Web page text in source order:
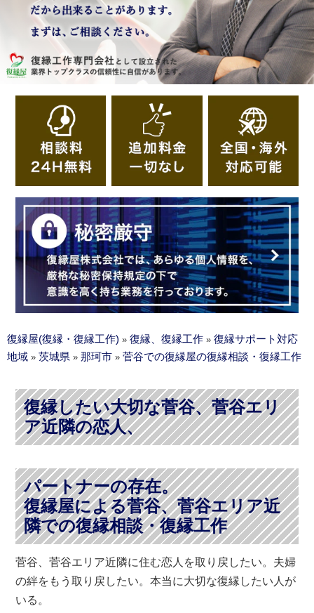
復縁屋(復縁・復縁工作) » 復縁、復縁工作 » 復縁サポート対応
地域 » 茨城県 » 那珂市 » 菅谷での復縁屋の復縁相談・復縁工作
復縁したい大切な菅谷、菅谷エリ
ア近隣の恋人、
パートナーの存在。
復縁屋による菅谷、菅谷エリア近
隣での復縁相談・復縁工作
菅谷、菅谷エリア近隣に住む恋人を取り戻したい。夫婦
の絆をもう取り戻したい。本当に大切な復縁したい人が
いる。